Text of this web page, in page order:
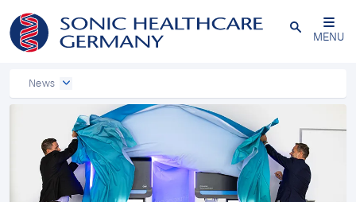
Schließen
MENU
News